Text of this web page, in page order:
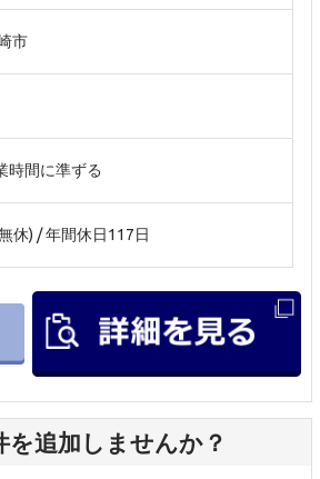
市
時間に準ずる
休) / 年間休日117日
を追加しませんか？